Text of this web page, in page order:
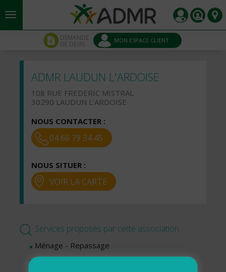
Aller au contenu principal
DEMANDE
DE DEVIS MON ESPACE CLIENT
ADMR LAUDUN L'ARDOISE
108 RUE FREDERIC MISTRAL
30290 LAUDUN L'ARDOISE
NOUS CONTACTER :
04 66 79 34 45
NOUS SITUER :
VOIR LA CARTE
Services proposés par cette association
Ménage - Repassage
Services pour personnes en situation de
Panneau de gestion des cookies